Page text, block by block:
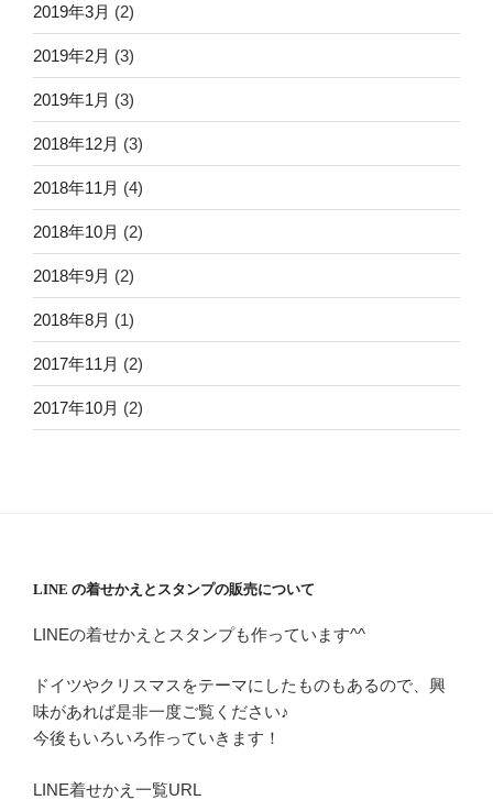
2019年3月 (2)
2019年2月 (3)
2019年1月 (3)
2018年12月 (3)
2018年11月 (4)
2018年10月 (2)
2018年9月 (2)
2018年8月 (1)
2017年11月 (2)
2017年10月 (2)
LINE の着せかえとスタンプの販売について
LINEの着せかえとスタンプも作っています^^
ドイツやクリスマスをテーマにしたものもあるので、興
味があれば是非一度ご覧ください♪
今後もいろいろ作っていきます！
LINE着せかえ一覧URL